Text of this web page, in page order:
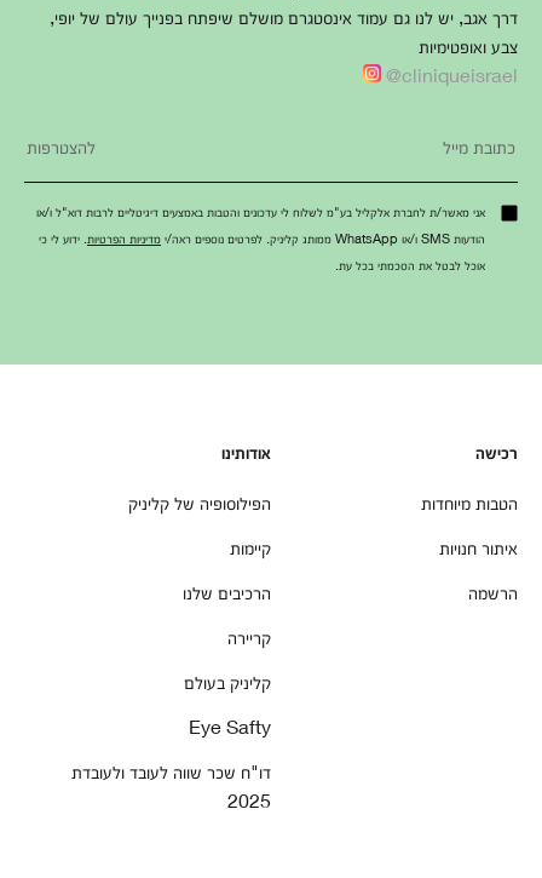
דרך אגב, יש לנו גם עמוד אינסטגרם מושלם שיפתח בפנייך עולם של יופי,
צבע ואופטימיות
cliniqueisrael@
אני מאשר/ת לחברת אלקליל בע"מ לשלוח לי עדכונים והטבות באמצעים דיגיטליים לרבות דוא"ל ו/או
הודעות SMS ו/או WhatsApp ממותג קליניק. לפרטים נוספים ראה/י
מדיניות הפרטיות . ידוע לי כי
אוכל לבטל את הסכמתי בכל עת.
רכישה
הטבות מיוחדות
איתור חנויות
הרשמה
אודותינו
הפילוסופיה של קליניק
קיימות
הרכיבים שלנו
קריירה
קליניק בעולם
Eye Safty
דו"ח שכר שווה לעובד ולעובדת
2025